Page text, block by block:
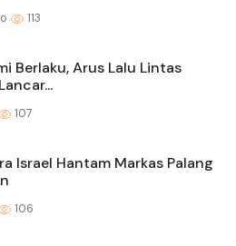
113
Berlaku, Arus Lalu Lintas
107
Israel Hantam Markas Palang
106